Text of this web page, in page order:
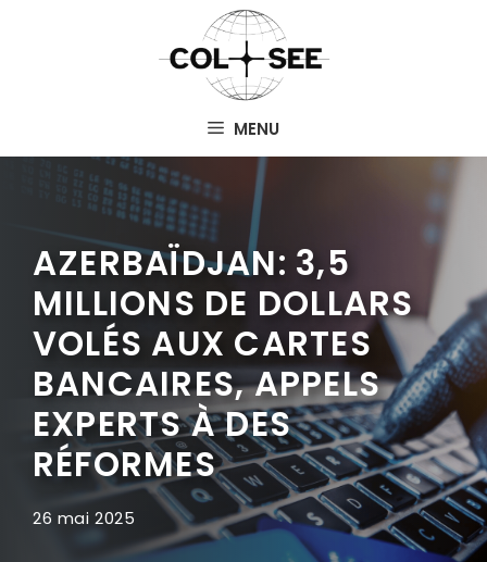
MENU
AZERBAÏDJAN: 3,5
MILLIONS DE DOLLARS
VOLÉS AUX CARTES
BANCAIRES, APPELS
EXPERTS À DES
RÉFORMES
26 mai 2025